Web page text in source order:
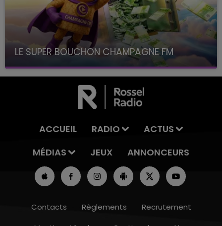
LE SUPER BOUCHON CHAMPAGNE FM
avec La Famille Champagne FM, à 8H10
ACCUEIL RADIO
ACTUS
MÉDIAS
JEUX ANNONCEURS
Contacts Règlements
Recrutement